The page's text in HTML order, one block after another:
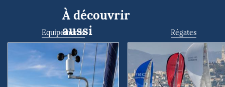
À découvrir
aussi
Equipements Régates